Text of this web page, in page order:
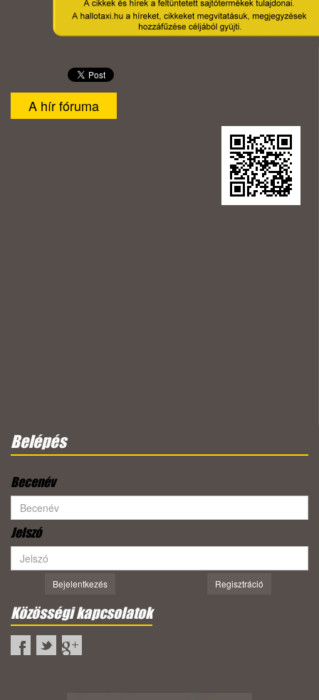
A hír fóruma
Belépés
Becenév
Jelszó
Bejelentkezés Regisztráció
Közösségi kapcsolatok